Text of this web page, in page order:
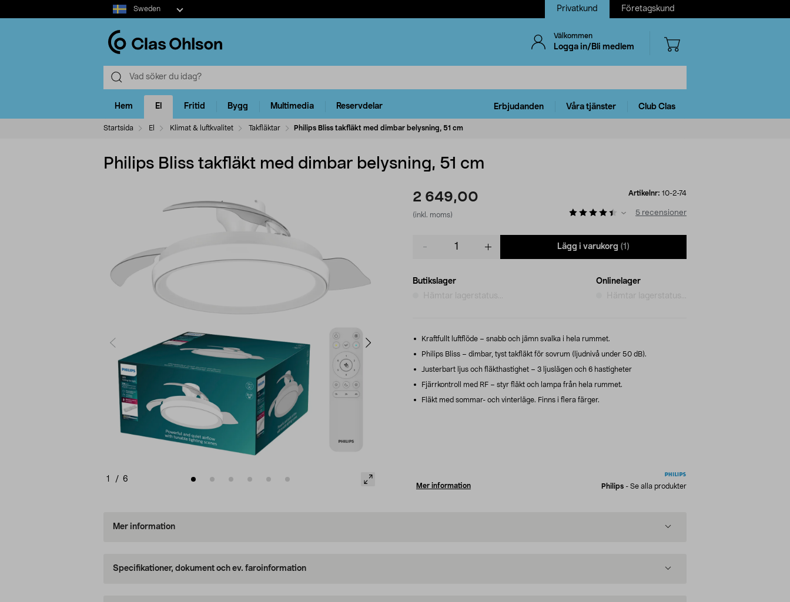
Select
market
Sweden Privatkund Företagskund
Välkommen
Logga in/Bli medlem
Hem El Fritid Bygg Multimedia Reservdelar Erbjudanden Våra tjänster Club Clas
Startsida El Klimat & luftkvalitet Takfläktar Philips Bliss takfläkt med dimbar belysning, 51 cm
Philips Bliss takfläkt med dimbar belysning, 51 cm
1 / 6
2 649,00
(inkl. moms)
Artikelnr: 10-2-74
5 recensioner
Lägg i varukorg (1)
Butikslager
Hämtar lagerstatus...
Onlinelager
Hämtar lagerstatus...
Kraftfullt luftflöde – snabb och jämn svalka i hela rummet.
Philips Bliss – dimbar, tyst takfläkt för sovrum (ljudnivå under 50 dB).
Justerbart ljus och fläkthastighet – 3 ljuslägen och 6 hastigheter
Fjärrkontroll med RF – styr fläkt och lampa från hela rummet.
Fläkt med sommar- och vinterläge. Finns i flera färger.
Mer information Philips - Se alla produkter
Mer information
Specifikationer, dokument och ev. faroinformation